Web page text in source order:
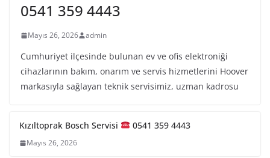
0541 359 4443
Mayıs 26, 2026 admin
Cumhuriyet ilçesinde bulunan ev ve ofis elektroniği
cihazlarının bakım, onarım ve servis hizmetlerini Hoover
markasıyla sağlayan teknik servisimiz, uzman kadrosu
Kızıltoprak Bosch Servisi 0541 359 4443
Mayıs 26, 2026